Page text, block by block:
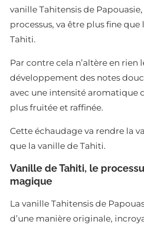
vanille Tahitensis de
processus, va être plus fine que
Tahiti.
Par contre cela n’altère en rien
développement des notes
avec une intensité aromatique
plus fruitée et raffinée.
Cette échaudage va rendre la
que la vanille de Tahiti.
Vanille de Tahiti, le
magique
La vanille Tahitensis de
d’une manière originale,